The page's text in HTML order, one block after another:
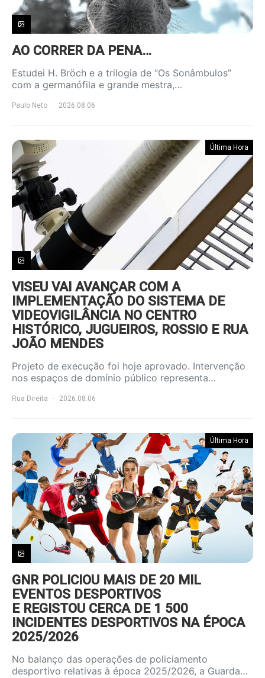
AO CORRER DA PENA…
Estudei H. Bröch e a trilogia de “Os Sonâmbulos”
com a germanófila e grande mestra,…
Paulo Neto 2026.08.06
Última Hora
VISEU VAI AVANÇAR COM A
IMPLEMENTAÇÃO DO SISTEMA DE
VIDEOVIGILÂNCIA NO CENTRO
HISTÓRICO, JUGUEIROS, ROSSIO E RUA
JOÃO MENDES
Projeto de execução foi hoje aprovado. Intervenção
nos espaços de domínio público representa…
Rua Direita 2026.08.06
Última Hora
GNR POLICIOU MAIS DE 20 MIL
EVENTOS DESPORTIVOS
E REGISTOU CERCA DE 1 500
INCIDENTES DESPORTIVOS NA ÉPOCA
2025/2026
No balanço das operações de policiamento
desportivo relativas à época 2025/2026, a Guarda…